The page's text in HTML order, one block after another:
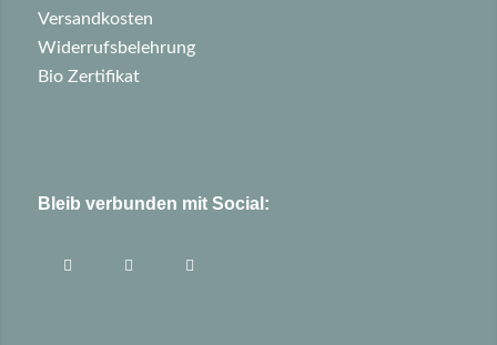
Versandkosten
Widerrufsbelehrung
Bio Zertifikat
Bleib verbunden mit Social: